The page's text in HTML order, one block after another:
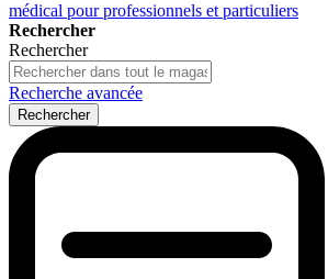
médical pour professionnels et particuliers
Rechercher
Rechercher
Recherche avancée
Rechercher